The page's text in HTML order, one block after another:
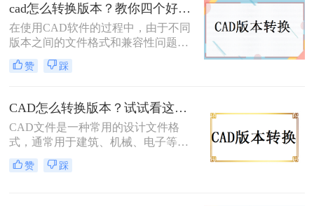
怎么转换成低版本的方法。
cad怎么转换版本？教你四个好用的转换方法！
在使用CAD软件的过程中，由于不同
版本之间的文件格式和兼容性问题，
我们有时需要将高版本的CAD文件转
换为低版本。这样可以使低版本的设
的文件。本文将介绍几种常用的CAD
怎么转换版本的方法。
赞 踩
CAD怎么转换版本？试试看这3个方法！
CAD文件是一种常用的设计文件格
式，通常用于建筑、机械、电子等领
域的设计。然而，不同版本的CAD软
件可能存在兼容性问题，导致无法打
赞 踩